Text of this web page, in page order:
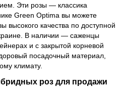
Эти розы — классика
Green Optima вы можете
высокого качества по доступной
В наличии — саженцы
и с закрытой корневой
посадочный материал,
климату.
роз для продажи